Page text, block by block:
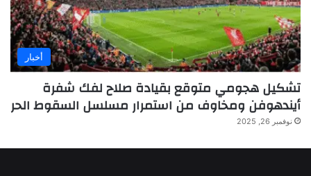
أخبار
تشكيل هجومي متوقع بقيادة صلاح لفك شفرة
أيندهوفن ومخاوف من استمرار مسلسل السقوط الحر
نوفمبر 26, 2025